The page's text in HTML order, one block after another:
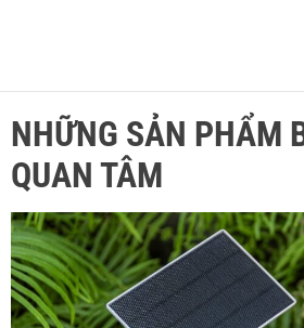
NHỮNG SẢN PHẨM
QUAN TÂM